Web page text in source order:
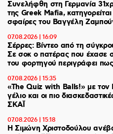
Συνελήφθη στη Γερμανία
της Greek Mafia,
σφαίρες του Βαγγέλη
07.08.2026 | 16:09
Σέρρες: Βίντεο από τη
Σε σοκ ο πατέρας που έχασε
του φορτηγού περιγράφει πως
07.08.2026 | 15:35
«The Quiz with Balls!» με τον
γέλιο και οι πιο
ΣΚΑΪ
07.08.2026 | 15:18
Η Σιμώνη Χριστοδούλου